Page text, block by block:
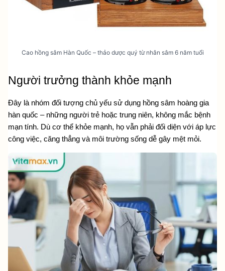
Cao hồng sâm Hàn Quốc – thảo dược quý từ nhân sâm 6 năm tuổi
Người trưởng thành khỏe mạnh
Đây là nhóm đối tượng chủ yếu sử dụng hồng sâm hoàng gia
hàn quốc – những người trẻ hoặc trung niên, không mắc bệnh
mạn tính. Dù cơ thể khỏe mạnh, họ vẫn phải đối diện với áp lực
công việc, căng thẳng và môi trường sống dễ gây mệt mỏi.